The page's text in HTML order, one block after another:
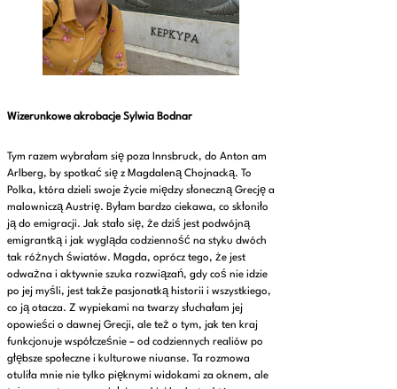
Wizerunkowe akrobacje Sylwia Bodnar
Tym razem wybrałam się poza Innsbruck, do Anton am
Arlberg, by spotkać się z Magdaleną Chojnacką. To
Polka, która dzieli swoje życie między słoneczną Grecję a
malowniczą Austrię. Byłam bardzo ciekawa, co skłoniło
ją do emigracji. Jak stało się, że dziś jest podwójną
emigrantką i jak wygląda codzienność na styku dwóch
tak różnych światów. Magda, oprócz tego, że jest
odważna i aktywnie szuka rozwiązań, gdy coś nie idzie
po jej myśli, jest także pasjonatką historii i wszystkiego,
co ją otacza. Z wypiekami na twarzy słuchałam jej
opowieści o dawnej Grecji, ale też o tym, jak ten kraj
funkcjonuje współcześnie – od codziennych realiów po
głębsze społeczne i kulturowe niuanse. Ta rozmowa
otuliła mnie nie tylko pięknymi widokami za oknem, ale